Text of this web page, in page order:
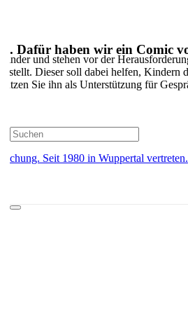
Seit 1980 in Wuppertal vertreten.
Dafür haben wir ein Comic
und stehen vor der
Dieser soll dabei helfen, Kindern
Sie ihn als Unterstützung für